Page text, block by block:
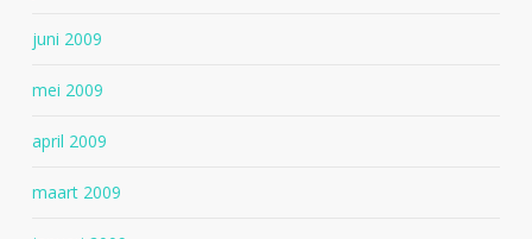
juni 2009
mei 2009
april 2009
maart 2009